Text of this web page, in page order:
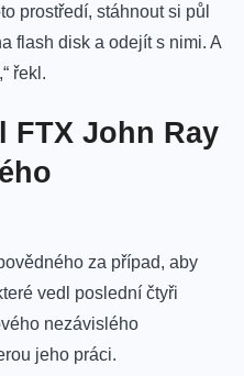
prostředí, stáhnout si půl
flash disk a odejít s nimi. A
řekl.
FTX John Ray
za případ, aby
vedl poslední čtyři
nezávislého
jeho práci.